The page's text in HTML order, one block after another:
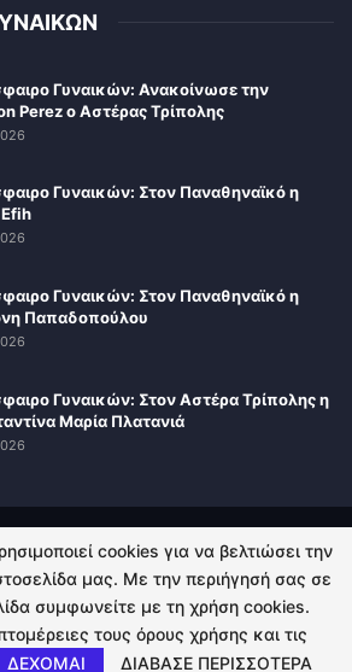
Γυναικών: Ανακοίνωσε την
Perez ο Αστέρας Τρίπολης
Γυναικών: Στον Παναθηναϊκό η
Γυναικών: Στον Παναθηναϊκό η
Παπαδοπούλου
Γυναικών: Στον Αστέρα Τρίπολης η
Μαρία Πλατανιά
ΑΠΟΡΡΗΤΟΥ ΕΠΙΚΟΙΝΩΝΙΑ
All Rights Reserved.
cookies για να βελτιώσει την
μας. Με την περιήγησή σας σε
συμφωνείτε με τη χρήση cookies.
τους όρους χρήσης και τις
ΔΕΧΟΜΑΙ ΔΙΑΒΑΣΕ ΠΕΡΙΣΣΟΤΕΡΑ